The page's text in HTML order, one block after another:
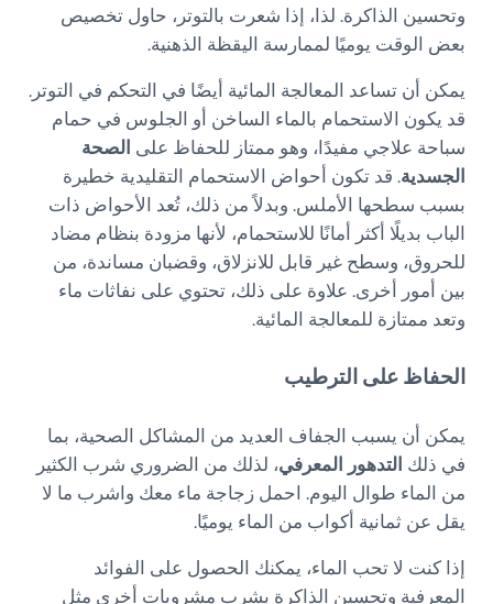
وتحسين الذاكرة. لذا، إذا شعرت بالتوتر، حاول تخصيص
بعض الوقت يوميًا لممارسة اليقظة الذهنية.
يمكن أن تساعد المعالجة المائية أيضًا في التحكم في التوتر.
قد يكون الاستحمام بالماء الساخن أو الجلوس في حمام
سباحة علاجي مفيدًا، وهو ممتاز للحفاظ على الصحة
الجسدية. قد تكون أحواض الاستحمام التقليدية خطيرة
بسبب سطحها الأملس. وبدلاً من ذلك، تُعد الأحواض ذات
الباب بديلًا أكثر أمانًا للاستحمام، لأنها مزودة بنظام مضاد
للحروق، وسطح غير قابل للانزلاق، وقضبان مساندة، من
بين أمور أخرى. علاوة على ذلك، تحتوي على نفاثات ماء
وتعد ممتازة للمعالجة المائية.
الحفاظ على الترطيب
يمكن أن يسبب الجفاف العديد من المشاكل الصحية، بما
في ذلك التدهور المعرفي، لذلك من الضروري شرب الكثير
من الماء طوال اليوم. احمل زجاجة ماء معك واشرب ما لا
يقل عن ثمانية أكواب من الماء يوميًا.
إذا كنت لا تحب الماء، يمكنك الحصول على الفوائد
المعرفية وتحسين الذاكرة بشرب مشروبات أخرى مثل